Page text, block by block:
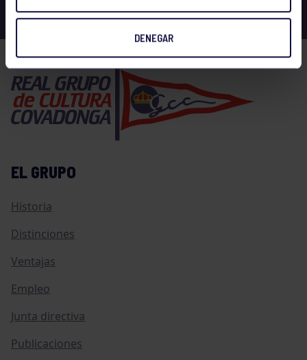
DENEGAR
EL GRUPO
Historia
Distinciones
Ventajas
Empleo
Junta directiva
Publicaciones